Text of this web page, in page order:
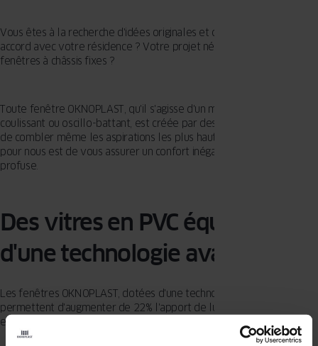
Vous êtes à la recherche d'idées originales et complètement en
accord avec votre résidence ? Votre projet nécessite-t-il des
fenêtres à châssis fixes ?
Toute fenêtre OKNOPLAST, qu'il s'agisse d'un modèle battant,
coulissant ou oscillo-battant, est créée par des professionnels afin
de combler même les aspirations les plus hautes. Ce qui compte
pour nous est de vous assurer un confort inégalé et une luminosité
profuse.
Des vitres en PVC équipées
d'une technologie avancée
Les fenêtres OKNOPLAST, dotées d'une technologie de pointe,
permettent d'augmenter de 22% l'apport de lumière dans vos
espaces en comparaison avec les fenêtres traditionnelles.